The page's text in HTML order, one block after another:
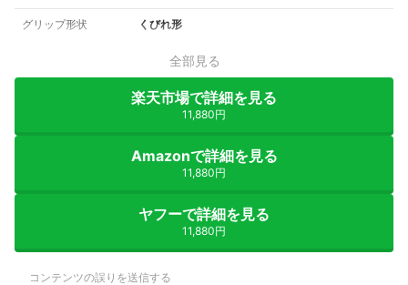
グリップ形状 くびれ形
全部見る
楽天市場で詳細を見る
11,880円
Amazonで詳細を見る
11,880円
ヤフーで詳細を見る
11,880円
コンテンツの誤りを送信する